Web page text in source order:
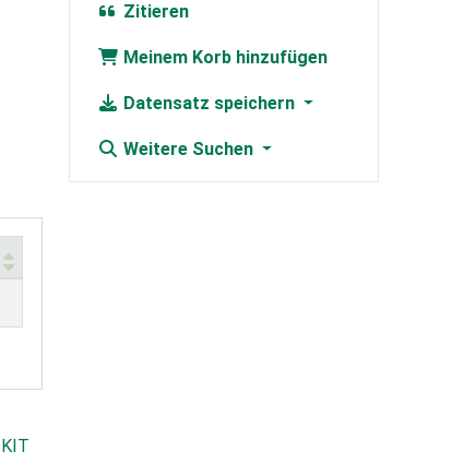
Zitieren
Meinem Korb hinzufügen
Datensatz speichern
Weitere Suchen
KIT